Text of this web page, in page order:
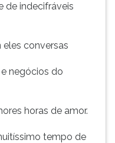
de indecifráveis
conversas
negócios do
horas de amor.
tempo de